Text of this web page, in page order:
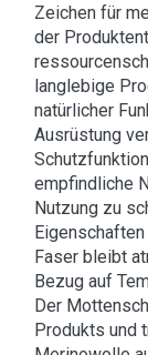
Zeichen für
der
langlebige
natürlicher
Ausrüstung
empfindliche
Nutzung zu
Faser bleibt
Bezug auf
Der
Produkts und